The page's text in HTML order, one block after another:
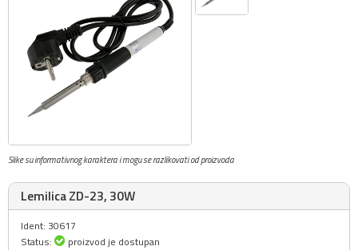
Slike su informativnog karaktera i mogu se razlikovati od proizvoda
Lemilica ZD-23, 30W
Ident: 30617
Status:
proizvod je dostupan